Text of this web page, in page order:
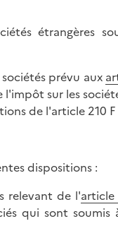
étrangères
prévu aux
sur les
de l'article 210
dispositions :
relevant de l'
qui sont